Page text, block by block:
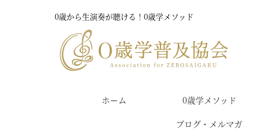
0歳から生演奏が聴ける！0歳学メソッド
ホーム 0歳学メソッド
ブログ・メルマガ